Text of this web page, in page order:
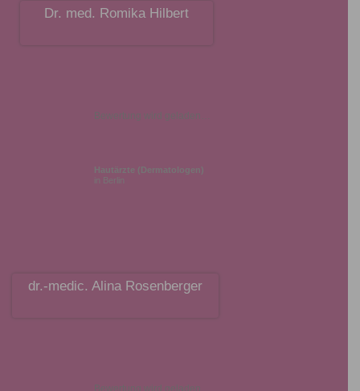
Dr. med. Romika Hilbert
Bewertung wird geladen…
Hautärzte (Dermatologen)
in Berlin
dr.-medic. Alina Rosenberger
Bewertung wird geladen…